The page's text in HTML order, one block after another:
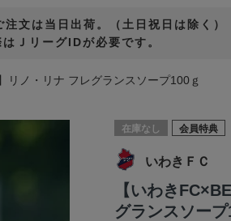
文は当日出荷。（土日祝日は除く）
ＪリーグIDが必要です。
リノ・リナ フレグランスソープ100ｇ
在庫なし 会員特典
いわきＦＣ
【いわき
グランスソー